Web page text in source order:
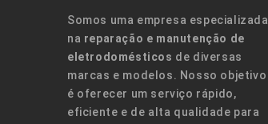
Somos uma empresa especializada
na reparação e manutenção de
eletrodomésticos de diversas
marcas e modelos. Nosso objetivo
é oferecer um serviço rápido,
eficiente e de alta qualidade para